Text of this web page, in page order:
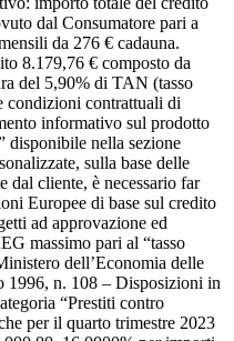
dal Consumatore pari a
da 276 € cadauna.
8.179,76 € composto da
del 5,90% di TAN (tasso
condizioni contrattuali di
informativo sul prodotto
disponibile nella sezione
sulla base delle
dal cliente, è necessario far
Europee di base sul credito
ad approvazione ed
massimo pari al “tasso
dell’Economia delle
1996, n. 108 – Disposizioni in
“Prestiti contro
per il quarto trimestre 2023